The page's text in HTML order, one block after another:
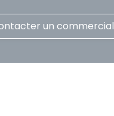
un commercial